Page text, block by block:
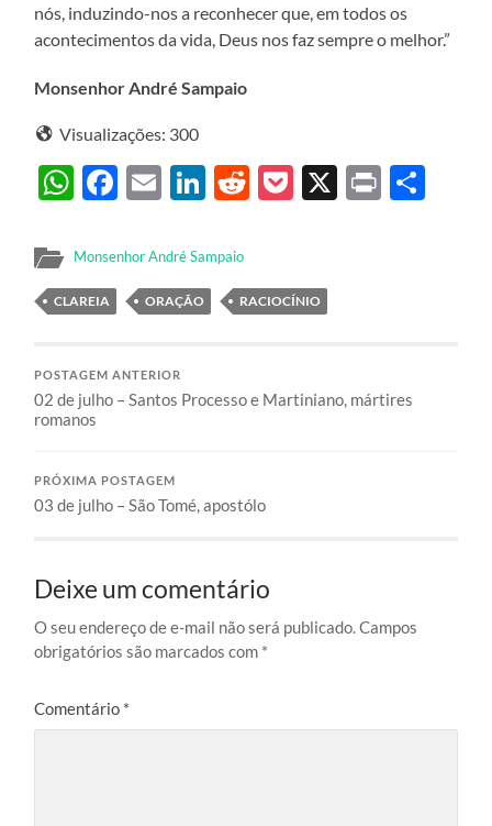
nós, induzindo-nos a reconhecer que, em todos os
acontecimentos da vida, Deus nos faz sempre o melhor.”
Monsenhor André Sampaio
Visualizações: 300
WhatsApp
Facebook
EmailLinkedIn
Reddit
Pocket
X Print
Monsenhor André Sampaio
CLAREIA ORAÇÃO RACIOCÍNIO
POSTAGEM ANTERIOR
02 de julho – Santos Processo e Martiniano, mártires
romanos
PRÓXIMA POSTAGEM
03 de julho – São Tomé, apostólo
Deixe um comentário
O seu endereço de e-mail não será publicado.Campos
obrigatórios são marcados com *
Comentário *